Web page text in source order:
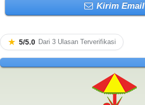
Kirim Email
★ 5/5.0 Dari 3 Ulasan Terverifikasi